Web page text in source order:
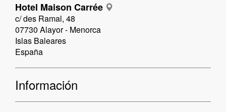
Hotel Maison Carrée
c/ des Ramal, 48
07730 Alayor - Menorca
Islas Baleares
España
Información